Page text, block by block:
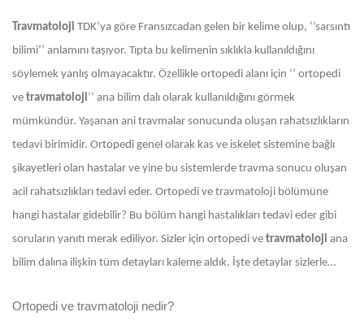
Travmatoloji TDK’ya göre Fransızcadan gelen bir kelime olup, ‘’sarsıntı
bilimi’’ anlamını taşıyor. Tıpta bu kelimenin sıklıkla kullanıldığını
söylemek yanlış olmayacaktır. Özellikle ortopedi alanı için ‘’ ortopedi
ve travmatoloji’’ ana bilim dalı olarak kullanıldığını görmek
mümkündür. Yaşanan ani travmalar sonucunda oluşan rahatsızlıkların
tedavi birimidir. Ortopedi genel olarak kas ve iskelet sistemine bağlı
şikayetleri olan hastalar ve yine bu sistemlerde travma sonucu oluşan
acil rahatsızlıkları tedavi eder. Ortopedi ve travmatoloji bölümüne
hangi hastalar gidebilir? Bu bölüm hangi hastalıkları tedavi eder gibi
soruların yanıtı merak ediliyor. Sizler için ortopedi ve travmatoloji ana
bilim dalına ilişkin tüm detayları kaleme aldık. İşte detaylar sizlerle…
Ortopedi ve travmatoloji nedir?